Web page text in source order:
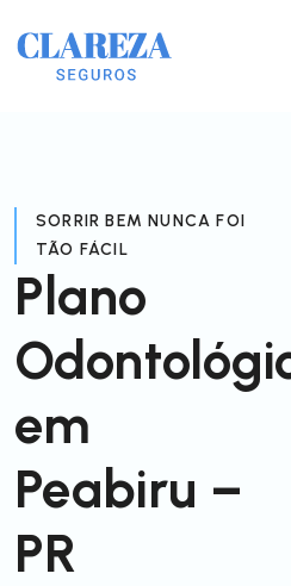
SORRIR BEM NUNCA FOI
TÃO FÁCIL
Plano
em
Peabiru –
PR